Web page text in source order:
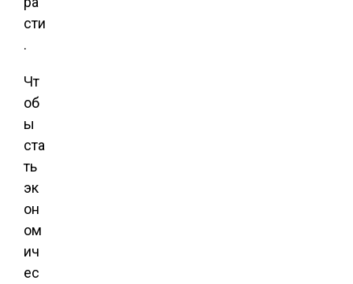
сти
.
Чт
об
ы
ста
ть
эк
он
ом
ич
ес